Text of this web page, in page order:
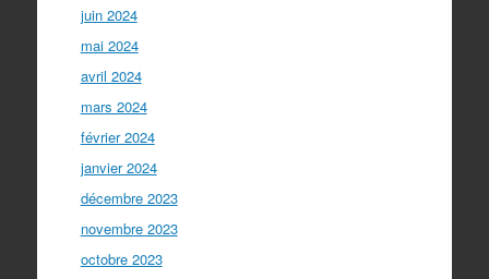
juin 2024
mai 2024
avril 2024
mars 2024
février 2024
janvier 2024
décembre 2023
novembre 2023
octobre 2023